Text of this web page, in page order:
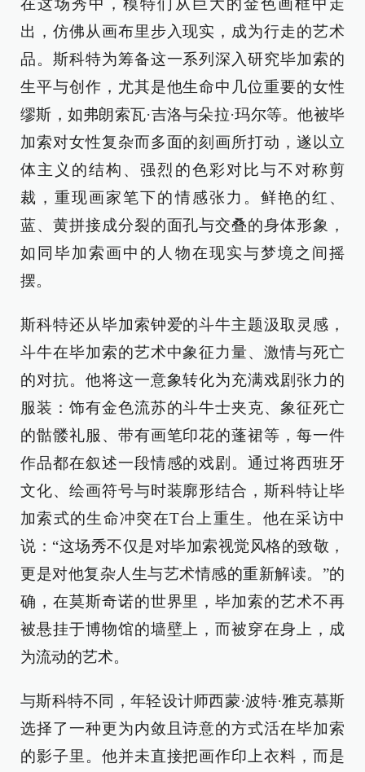
在这场秀中，模特们从巨大的金色画框中走
出，仿佛从画布里步入现实，成为行走的艺术
品。斯科特为筹备这一系列深入研究毕加索的
生平与创作，尤其是他生命中几位重要的女性
缪斯，如弗朗索瓦·吉洛与朵拉·玛尔等。他被毕
加索对女性复杂而多面的刻画所打动，遂以立
体主义的结构、强烈的色彩对比与不对称剪
裁，重现画家笔下的情感张力。鲜艳的红、
蓝、黄拼接成分裂的面孔与交叠的身体形象，
如同毕加索画中的人物在现实与梦境之间摇
摆。
斯科特还从毕加索钟爱的斗牛主题汲取灵感，
斗牛在毕加索的艺术中象征力量、激情与死亡
的对抗。他将这一意象转化为充满戏剧张力的
服装：饰有金色流苏的斗牛士夹克、象征死亡
的骷髅礼服、带有画笔印花的蓬裙等，每一件
作品都在叙述一段情感的戏剧。通过将西班牙
文化、绘画符号与时装廓形结合，斯科特让毕
加索式的生命冲突在T台上重生。他在采访中
说：“这场秀不仅是对毕加索视觉风格的致敬，
更是对他复杂人生与艺术情感的重新解读。”的
确，在莫斯奇诺的世界里，毕加索的艺术不再
被悬挂于博物馆的墙壁上，而被穿在身上，成
为流动的艺术。
与斯科特不同，年轻设计师西蒙·波特·雅克慕斯
选择了一种更为内敛且诗意的方式活在毕加索
的影子里。他并未直接把画作印上衣料，而是